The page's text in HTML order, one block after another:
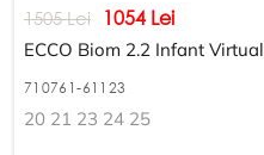
1505 Lei 1054 Lei
ECCO Biom 2.2 Infant Virtual
710761-61123
20 21 23 24 25